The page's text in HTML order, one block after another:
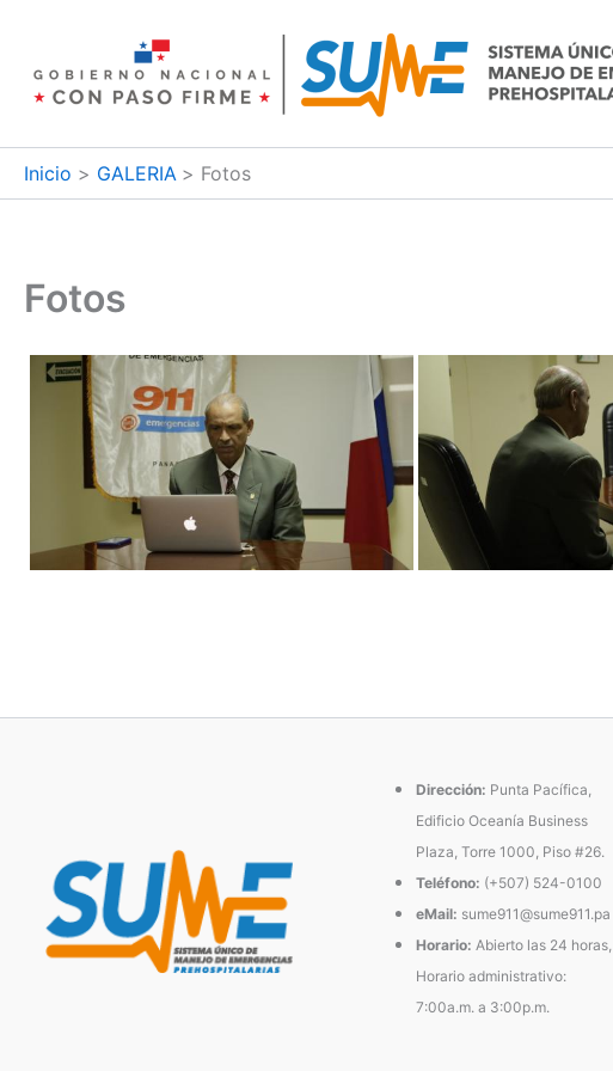
contenido
Inicio GALERIA Fotos
Fotos
Dirección: Punta Pacífica,
Edificio Oceanía Business
Plaza, Torre 1000, Piso #26.
Teléfono: (+507) 524-0100
eMail: sume911@sume911.pa
Horario: Abierto las 24 horas,
Horario administrativo:
7:00a.m. a 3:00p.m.